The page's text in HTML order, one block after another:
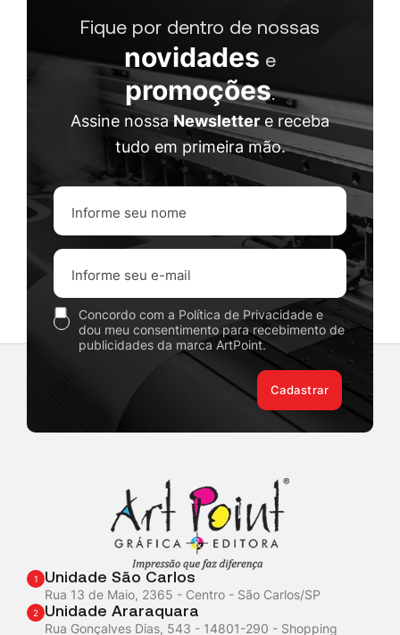
Fique por dentro de nossas
novidades e
promoções.
Assine nossaNewslettere receba
tudo em primeira mão.
Concordo com a Política de Privacidade e
dou meu consentimento para recebimento de
publicidades da marca ArtPoint.
Cadastrar
1 Unidade São Carlos
Rua 13 de Maio, 2365 - Centro - São Carlos/SP
2 Unidade Araraquara
Rua Gonçalves Dias, 543 - 14801-290 - Shopping